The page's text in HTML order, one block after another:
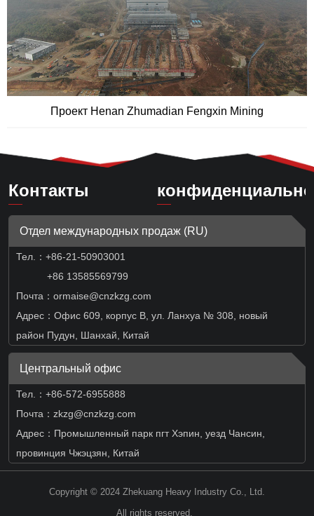
Проект Henan Zhumadian Fengxin Mining
Контакты
Отдел международных продаж (RU)
Тел.： +86-21-50903001
+86 13585569799
Почта：ormaise@cnzkzg.com
Адрес：Офис 609, корпус B, ул. Ланхуа № 308, новый
район Пудун, Шанхай, Китай
Центральный офис
Тел.：+86-572-6955888
Почта：zkzg@cnzkzg.com
Адрес：Промышленный парк пгт Хэпин, уезд Чансин,
провинция Чжэцзян, Китай
Copyright © 2024 Zhekuang Heavy Industry Co., Ltd.
All rights reserved.